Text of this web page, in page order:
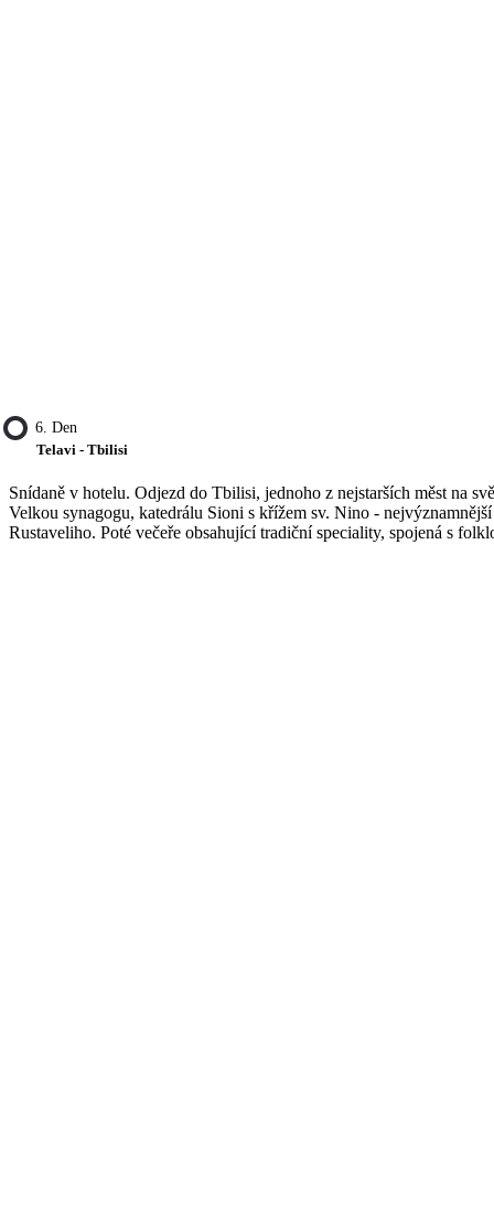
6. Den
Telavi - Tbilisi
Snídaně v hotelu. Odjezd do Tbilisi, jednoho z nejstarších měst na
Velkou synagogu, katedrálu Sioni s křížem sv. Nino -
Rustaveliho. Poté večeře obsahující tradiční speciality, spojená s